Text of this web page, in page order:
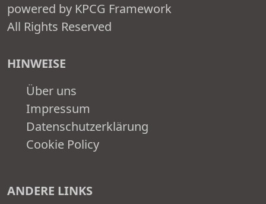
powered by KPCG Framework
All Rights Reserved
HINWEISE
Über uns
Impressum
Datenschutzerklärung
Cookie Policy
ANDERE LINKS